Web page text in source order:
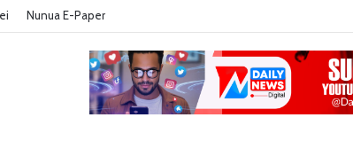
Nunua E-Paper